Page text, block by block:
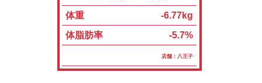
体重
-6.77kg
体脂肪率
-5.7%
店舗：八王子